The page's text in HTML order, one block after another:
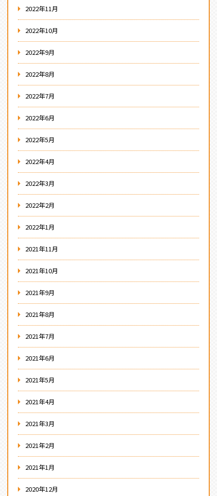
2022年11月
2022年10月
2022年9月
2022年8月
2022年7月
2022年6月
2022年5月
2022年4月
2022年3月
2022年2月
2022年1月
2021年11月
2021年10月
2021年9月
2021年8月
2021年7月
2021年6月
2021年5月
2021年4月
2021年3月
2021年2月
2021年1月
2020年12月